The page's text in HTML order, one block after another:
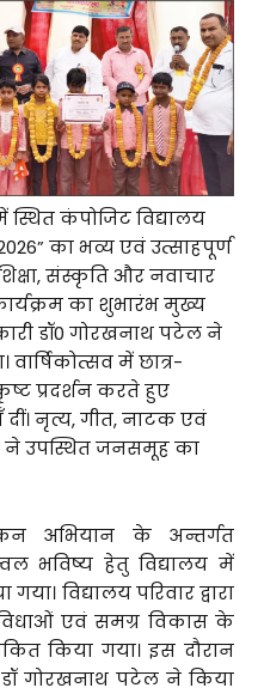
स्थित कंपोजिट विद्यालय
का भव्य एवं उत्साहपूर्ण
संस्कृति और नवाचार
का शुभारंभ मुख्य
डॉ0 गोरखनाथ पटेल ने
में छात्र-
प्रदर्शन करते हुए
नृत्य, गीत, नाटक एवं
ने उपस्थित जनसमूह का
अभियान के अन्तर्गत
भविष्य हेतु विद्यालय में
विद्यालय परिवार द्वारा
एवं समग्र विकास के
किया गया। इस दौरान
डॉ गोरखनाथ पटेल ने किया